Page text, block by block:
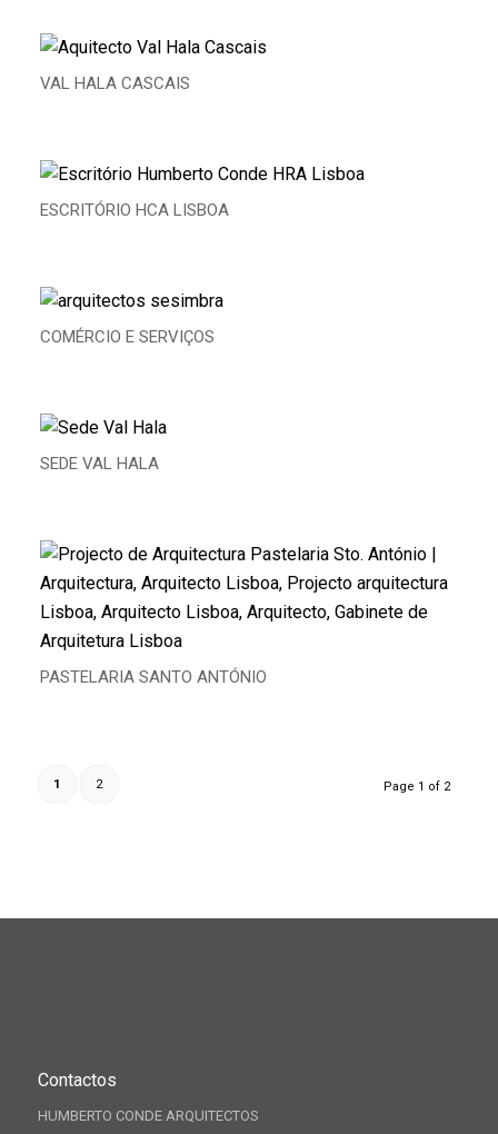
VAL HALA CASCAIS
ESCRITÓRIO HCA LISBOA
COMÉRCIO E SERVIÇOS
SEDE VAL HALA
PASTELARIA SANTO ANTÓNIO
Page 1 of 2
1 2
Contactos
HUMBERTO CONDE ARQUITECTOS